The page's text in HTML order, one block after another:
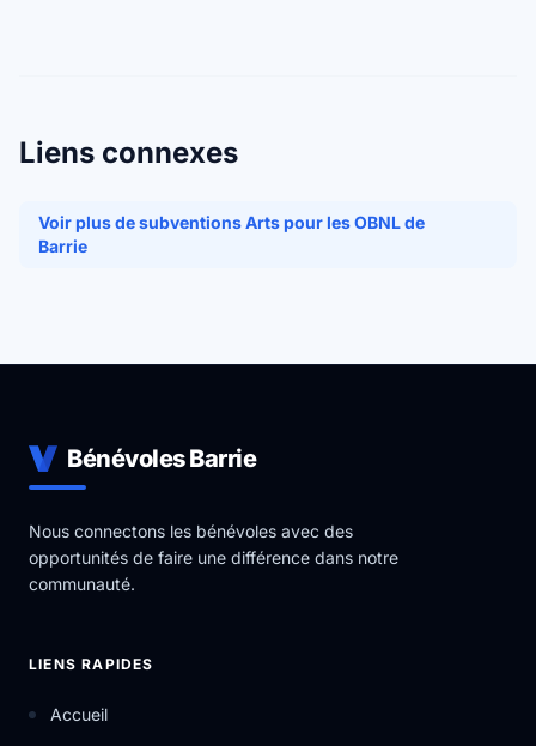
Liens connexes
Voir plus de subventions Arts pour les OBNL de
Barrie
Bénévoles Barrie
Nous connectons les bénévoles avec des
opportunités de faire une différence dans notre
communauté.
LIENS RAPIDES
Accueil